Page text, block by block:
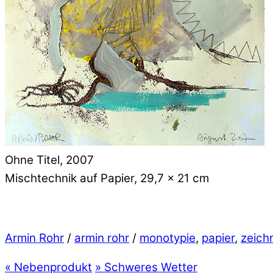
Ohne Titel, 2007
Mischtechnik auf Papier, 29,7 x 21 cm
Armin Rohr / armin rohr / monotypie, papier,
« Nebenprodukt » Schweres Wetter